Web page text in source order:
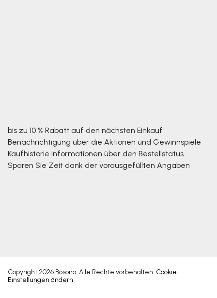
bis zu 10 % Rabatt auf den nächsten Einkauf
Benachrichtigung über die Aktionen und Gewinnspiele
Kaufhistorie Informationen über den Bestellstatus
Sparen Sie Zeit dank der vorausgefüllten Angaben
Copyright 2026 Bosono. Alle Rechte vorbehalten. Cookie-
Einstellungen ändern